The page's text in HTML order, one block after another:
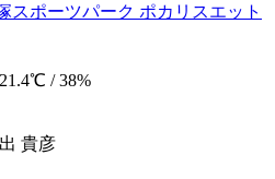
スポーツパーク ポカリスエット
/ 38%
貴彦